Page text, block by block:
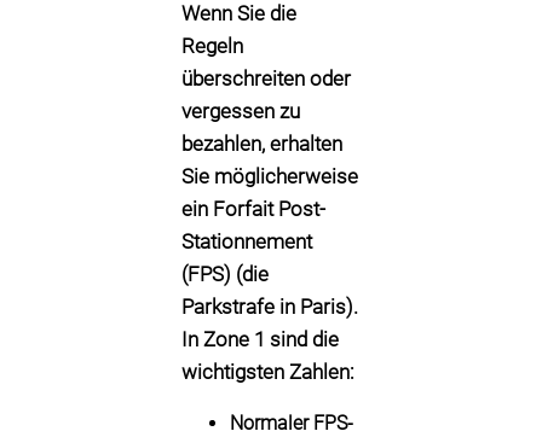
Wenn Sie die
Regeln
überschreiten oder
vergessen zu
bezahlen, erhalten
Sie möglicherweise
ein Forfait Post-
Stationnement
(FPS) (die
Parkstrafe in Paris).
In Zone 1 sind die
wichtigsten Zahlen:
Normaler FPS-